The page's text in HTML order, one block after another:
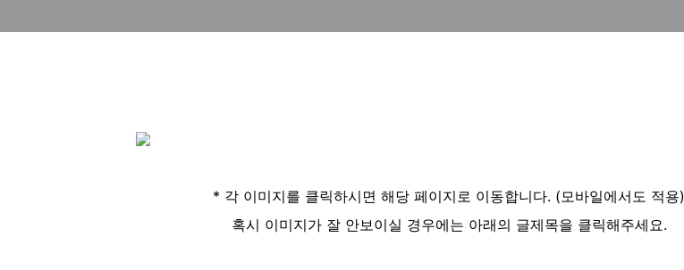
* 각 이미지를 클릭하시면 해당 페이지로 이동합니다. (모바일에서도 적용)
혹시 이미지가 잘 안보이실 경우에는 아래의 글제목을 클릭해주세요.